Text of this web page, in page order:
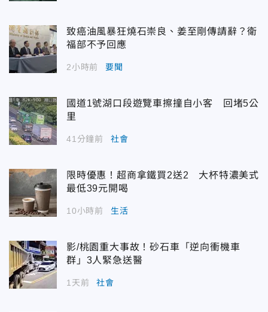
致癌油風暴狂燒石崇良、姜至剛傳請辭？衛
福部不予回應
2小時前 要聞
國道1號湖口段遊覽車擦撞自小客 回堵5公
里
41分鐘前 社會
限時優惠！超商拿鐵買2送2 大杯特濃美式
最低39元開喝
10小時前 生活
影/桃園重大事故！砂石車「逆向衝機車
群」3人緊急送醫
1天前 社會